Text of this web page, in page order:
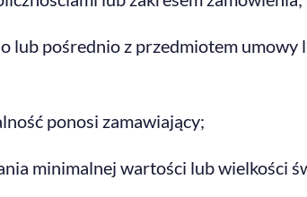
lub pośrednio z przedmiotem umowy
ponosi zamawiający;
minimalnej wartości lub wielkości